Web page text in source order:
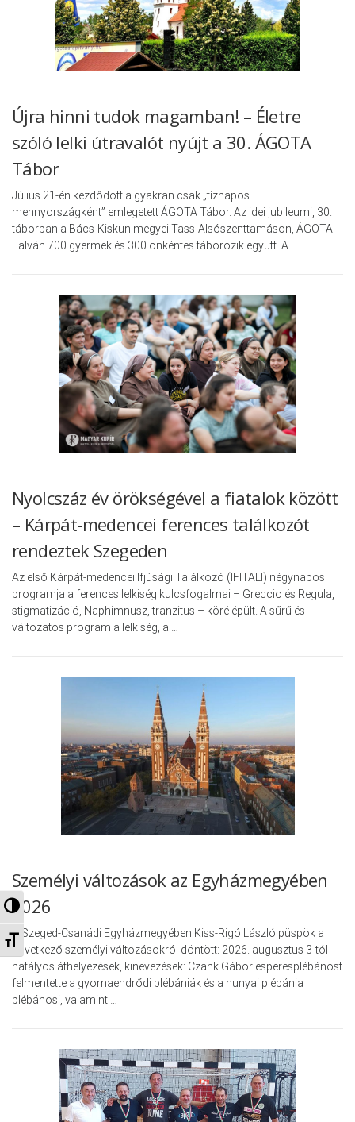
Nagy kontraszt váltása
Betűméret váltása
Újra hinni tudok magamban! – Életre
szóló lelki útravalót nyújt a 30. ÁGOTA
Tábor
Július 21-én kezdődött a gyakran csak „tíznapos
mennyországként” emlegetett ÁGOTA Tábor. Az idei jubileumi, 30.
táborban a Bács-Kiskun megyei Tass-Alsószenttamáson, ÁGOTA
Falván 700 gyermek és 300 önkéntes táborozik együtt. A …
Nyolcszáz év örökségével a fiatalok között
– Kárpát-medencei ferences találkozót
rendeztek Szegeden
Az első Kárpát-medencei Ifjúsági Találkozó (IFITALI) négynapos
programja a ferences lelkiség kulcsfogalmai – Greccio és Regula,
stigmatizáció, Naphimnusz, tranzitus – köré épült. A sűrű és
változatos program a lelkiség, a …
Személyi változások az Egyházmegyében
2026
A Szeged-Csanádi Egyházmegyében Kiss-Rigó László püspök a
következő személyi változásokról döntött: 2026. augusztus 3-tól
hatályos áthelyezések, kinevezések: Czank Gábor esperesplébánost
felmentette a gyomaendrődi plébániák és a hunyai plébánia
plébánosi, valamint …